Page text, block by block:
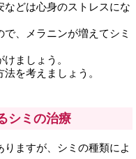
などは心身のストレスにな
、メラニンが増えてシミ
ましょう。
を考えましょう。
シミの治療
ますが、シミの種類によ